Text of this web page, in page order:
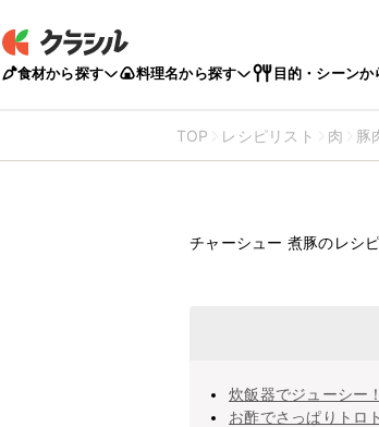
食材から探す 料理名から探す 目的・シーンか
TOP レシピリスト 肉 豚
チャーシュー 煮豚のレシ
炊飯器でジューシー
お酢でさっぱりトロ